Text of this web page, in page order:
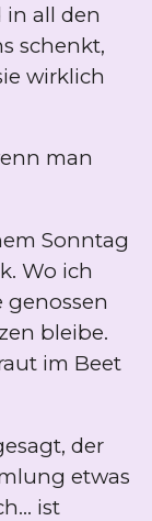
in all den
schenkt,
wirklich
man
Sonntag
Wo ich
genossen
bleibe.
im Beet
der
etwas
ist